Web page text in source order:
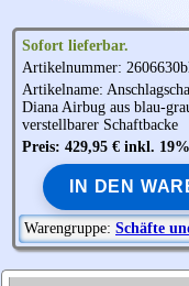
Sofort lieferbar.
Artikelnummer:
Artikelname:
Diana Airbug aus blau-
verstellbarer Schaftbacke
Preis: 429,95 € inkl.
IN DEN
Warengruppe: Schäfte